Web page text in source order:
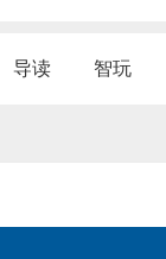
导读 智玩